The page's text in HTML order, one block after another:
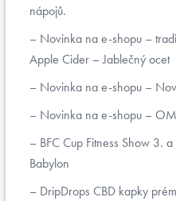
nápojů.
Novinka na e-shopu –
Apple Cider – Jablečný ocet
Novinka na e-shopu –
Novinka na e-shopu –
BFC Cup Fitness Show 3.
Babylon
DripDrops CBD kapky